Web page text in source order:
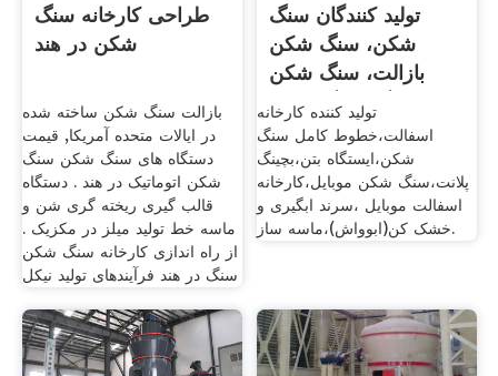
طراحی کارخانه سنگ
شکن در هند
بازالت سنگ شکن ساخته شده
در ایالات متحده آمریکا, قیمت
دستگاه های سنگ شکن سنگ
شکن اتوماتیک در هند . دستگاه
قالب گیری ریخته گری شن و
ماسه خط تولید میلز در مکزیک .
از راه اندازی کارخانه سنگ شکن
سنگ در هند فرآیندهای تولید نیکل
تولید کنندگان سنگ
شکن، سنگ شکن
بازالت، سنگ شکن
سنگ، سنگ شکن
تولید کننده کارخانه
اسفالت،خطوط کامل سنگ
شکن،ایستگاه بتن،بچینگ
پلانت،سنگ شکن موبایل،کارخانه
اسفالت موبایل ،سرند ابگیری و
خشک کن(ابوواش)،ماسه ساز.